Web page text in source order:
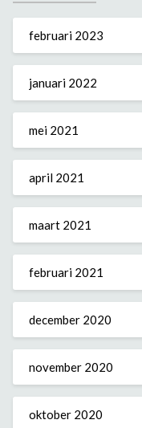
februari 2023
januari 2022
mei 2021
april 2021
maart 2021
februari 2021
december 2020
november 2020
oktober 2020